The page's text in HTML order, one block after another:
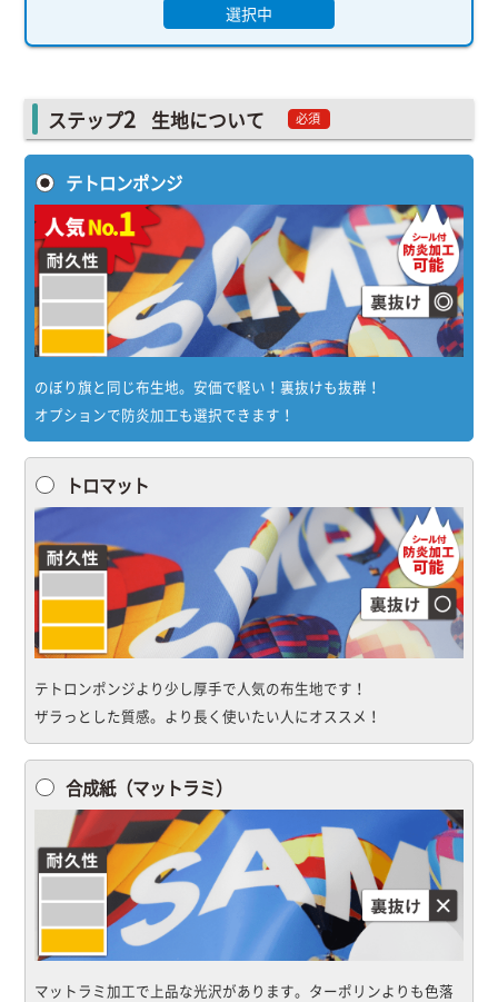
選択中
ステップ2 生地について 必須
テトロンポンジ
のぼり旗と同じ布生地。安価で軽い！裏抜けも抜群！
オプションで防炎加工も選択できます！
トロマット
テトロンポンジより少し厚手で人気の布生地です！
ザラっとした質感。より長く使いたい人にオススメ！
合成紙（マットラミ）
マットラミ加工で上品な光沢があります。ターポリンよりも色落